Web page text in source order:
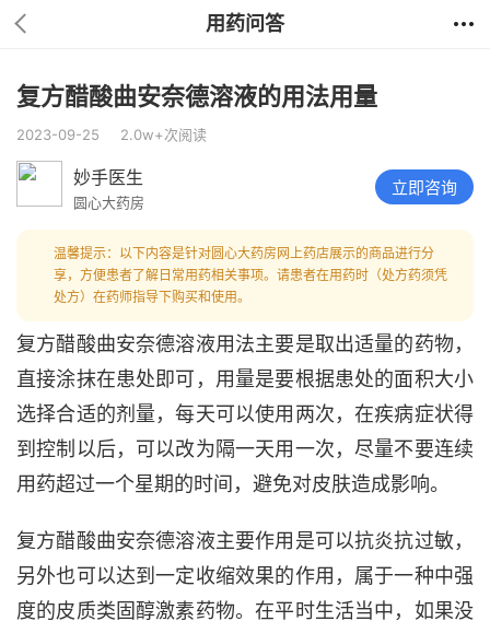
用药问答
复方醋酸曲安奈德溶液的用法用量
2023-09-25 2.0w+次阅读
妙手医生
圆心大药房
立即咨询
温馨提示：以下内容是针对圆心大药房网上药店展示的商品进行分
享，方便患者了解日常用药相关事项。请患者在用药时（处方药须凭
处方）在药师指导下购买和使用。
复方醋酸曲安奈德溶液用法主要是取出适量的药物，
直接涂抹在患处即可，用量是要根据患处的面积大小
选择合适的剂量，每天可以使用两次，在疾病症状得
到控制以后，可以改为隔一天用一次，尽量不要连续
用药超过一个星期的时间，避免对皮肤造成影响。
复方醋酸曲安奈德溶液主要作用是可以抗炎抗过敏，
另外也可以达到一定收缩效果的作用，属于一种中强
度的皮质类固醇激素药物。在平时生活当中，如果没